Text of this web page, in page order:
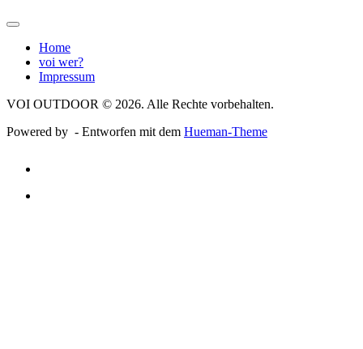
Home
voi wer?
Impressum
VOI OUTDOOR © 2026. Alle Rechte vorbehalten.
Powered by - Entworfen mit dem Hueman-Theme